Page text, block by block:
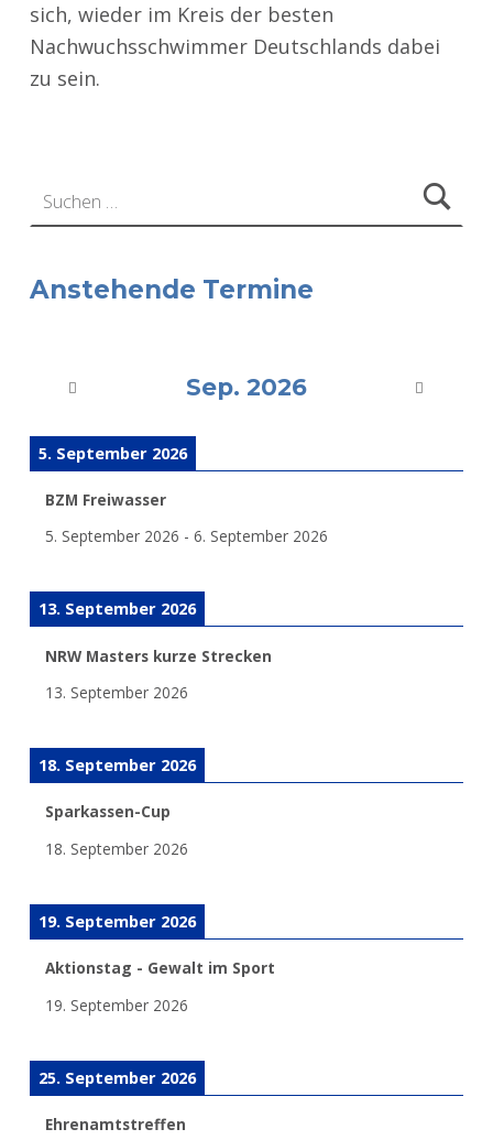
sich, wieder im Kreis der besten
Nachwuchsschwimmer Deutschlands dabei
zu sein.
Anstehende Termine
Sep. 2026
5. September 2026
BZM Freiwasser
5. September 2026 - 6. September 2026
13. September 2026
NRW Masters kurze Strecken
13. September 2026
18. September 2026
Sparkassen-Cup
18. September 2026
19. September 2026
Aktionstag - Gewalt im Sport
19. September 2026
25. September 2026
Ehrenamtstreffen